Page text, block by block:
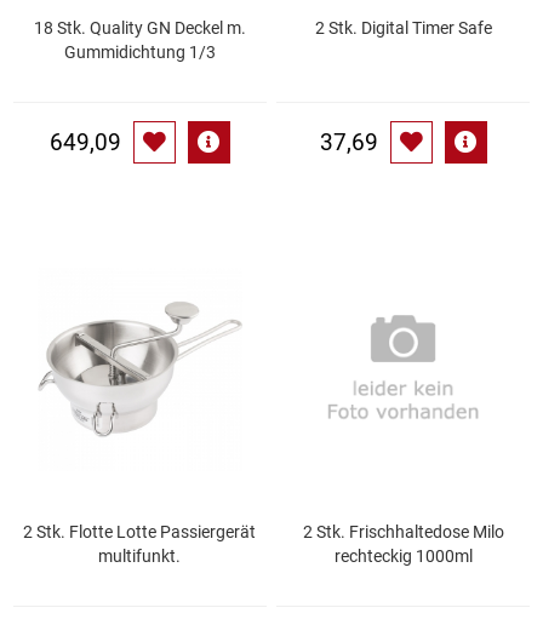
Schinken
Sirupe
Speck / Rohschinken
Spirituosen
18 Stk. Quality GN Deckel m.
Gummidichtung 1/3
649,09
2 Stk. Digital Timer Safe
37,69
2 Stk. Flotte Lotte Passiergerät
multifunkt.
2 Stk. Frischhaltedose Milo
rechteckig 1000ml